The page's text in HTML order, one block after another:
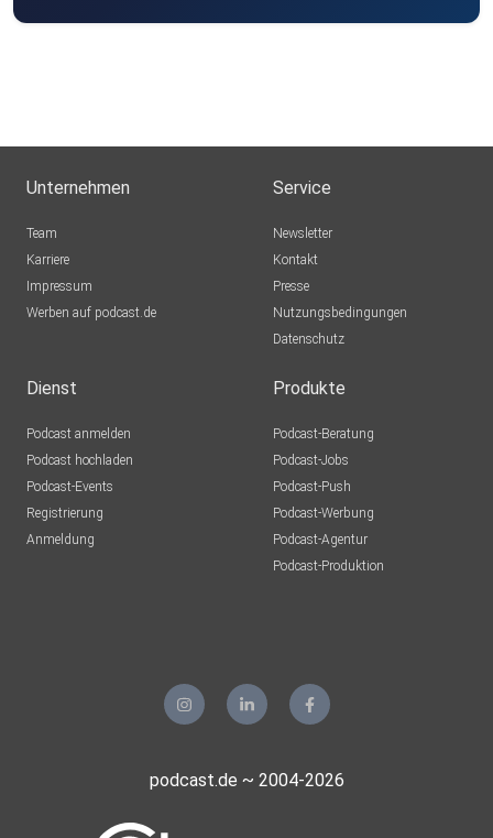
Unternehmen
Team
Karriere
Impressum
Werben auf podcast.de
Service
Newsletter
Kontakt
Presse
Nutzungsbedingungen
Datenschutz
Dienst
Podcast anmelden
Podcast hochladen
Podcast-Events
Registrierung
Anmeldung
Produkte
Podcast-Beratung
Podcast-Jobs
Podcast-Push
Podcast-Werbung
Podcast-Agentur
Podcast-Produktion
podcast.de ~ 2004-2026